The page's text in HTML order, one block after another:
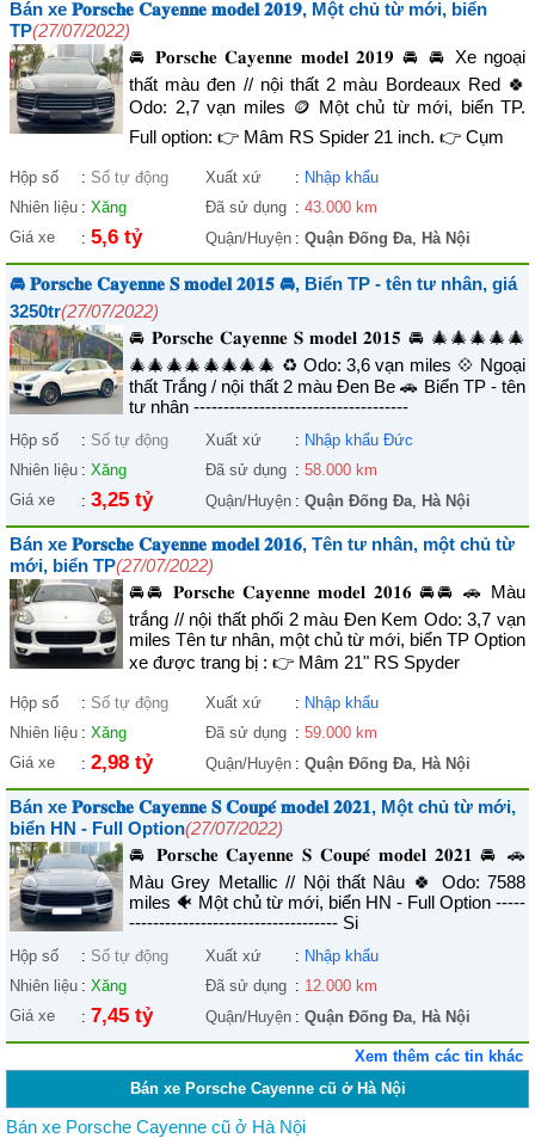
Bán xe 𝐏𝐨𝐫𝐬𝐜𝐡𝐞 𝐂𝐚𝐲𝐞𝐧𝐧𝐞 𝐦𝐨𝐝𝐞𝐥 𝟐𝟎𝟏𝟗, Một chủ từ mới, biển
TP(27/07/2022)
🚘 𝐏𝐨𝐫𝐬𝐜𝐡𝐞 𝐂𝐚𝐲𝐞𝐧𝐧𝐞 𝐦𝐨𝐝𝐞𝐥 𝟐𝟎𝟏𝟗 🚘 🚘 Xe ngoại
thất màu đen // nội thất 2 màu Bordeaux Red 🍀
Odo: 2,7 vạn miles 🪙 Một chủ từ mới, biển TP.
Full option: 👉 Mâm RS Spider 21 inch. 👉 Cụm
Hộp số : Số tự động Xuất xứ : Nhập khẩu
Nhiên liệu : Xăng Đã sử dụng : 43.000 km
Giá xe
: 5,6 tỷ Quận/Huyện : Quận Đống Đa, Hà Nội
🚘 𝐏𝐨𝐫𝐬𝐜𝐡𝐞 𝐂𝐚𝐲𝐞𝐧𝐧𝐞 𝐒 𝐦𝐨𝐝𝐞𝐥 𝟐𝟎𝟏𝟓 🚘, Biển TP - tên tư nhân, giá
3250tr(27/07/2022)
🚘 𝐏𝐨𝐫𝐬𝐜𝐡𝐞 𝐂𝐚𝐲𝐞𝐧𝐧𝐞 𝐒 𝐦𝐨𝐝𝐞𝐥 𝟐𝟎𝟏𝟓 🚘 🎄🎄🎄🎄🎄
🎄🎄🎄🎄🎄🎄🎄🎄 ♻️ Odo: 3,6 vạn miles 💠 Ngoại
thất Trắng / nội thất 2 màu Đen Be 🚗 Biển TP - tên
tư nhân ------------------------------------
Hộp số : Số tự động Xuất xứ : Nhập khẩu Đức
Nhiên liệu : Xăng Đã sử dụng : 58.000 km
Giá xe
: 3,25 tỷ Quận/Huyện : Quận Đống Đa, Hà Nội
Bán xe 𝐏𝐨𝐫𝐬𝐜𝐡𝐞 𝐂𝐚𝐲𝐞𝐧𝐧𝐞 𝐦𝐨𝐝𝐞𝐥 𝟐𝟎𝟏𝟔, Tên tư nhân, một chủ từ
mới, biển TP(27/07/2022)
🚘🚘 𝐏𝐨𝐫𝐬𝐜𝐡𝐞 𝐂𝐚𝐲𝐞𝐧𝐧𝐞 𝐦𝐨𝐝𝐞𝐥 𝟐𝟎𝟏𝟔 🚘🚘 🚗 Màu
trắng // nội thất phối 2 màu Đen Kem Odo: 3,7 vạn
miles Tên tư nhân, một chủ từ mới, biển TP Option
xe được trang bị : 👉 Mâm 21" RS Spyder
Hộp số : Số tự động Xuất xứ : Nhập khẩu
Nhiên liệu : Xăng Đã sử dụng : 59.000 km
Giá xe
: 2,98 tỷ Quận/Huyện : Quận Đống Đa, Hà Nội
Bán xe 𝐏𝐨𝐫𝐬𝐜𝐡𝐞 𝐂𝐚𝐲𝐞𝐧𝐧𝐞 𝐒 𝐂𝐨𝐮𝐩𝐞́ 𝐦𝐨𝐝𝐞𝐥 𝟐𝟎𝟐𝟏, Một chủ từ mới,
biển HN - Full Option(27/07/2022)
🚘 𝐏𝐨𝐫𝐬𝐜𝐡𝐞 𝐂𝐚𝐲𝐞𝐧𝐧𝐞 𝐒 𝐂𝐨𝐮𝐩𝐞́ 𝐦𝐨𝐝𝐞𝐥 𝟐𝟎𝟐𝟏 🚘 🚗
Màu Grey Metallic // Nội thất Nâu 🍀 Odo: 7588
miles 🐠 Một chủ từ mới, biển HN - Full Option -----
----------------------------------- Si
Hộp số : Số tự động Xuất xứ : Nhập khẩu
Nhiên liệu : Xăng Đã sử dụng : 12.000 km
Giá xe
: 7,45 tỷ Quận/Huyện : Quận Đống Đa, Hà Nội
Xem thêm các tin khác
Bán xe Porsche Cayenne cũ ở Hà Nội
Bán xe Porsche Cayenne cũ ở Hà Nội